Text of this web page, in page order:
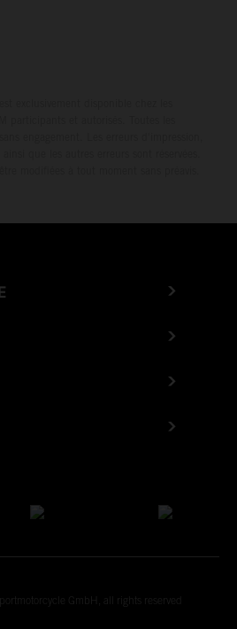
GmbH, all rights reserved